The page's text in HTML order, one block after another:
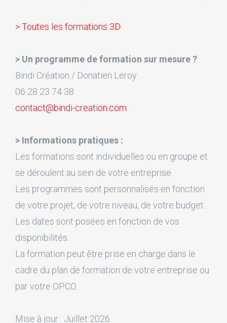
> Toutes les formations 3D
> Un programme de formation sur mesure ?
Bindi Création / Donatien Leroy
06 28 23 74 38
contact@bindi-creation.com
> Informations pratiques :
Les formations sont individuelles ou en groupe et
se déroulent au sein de votre entreprise.
Les programmes sont personnalisés en fonction
de votre projet, de votre niveau, de votre budget.
Les dates sont posées en fonction de vos
disponibilités.
La formation peut être prise en charge dans le
cadre du plan de formation de votre entreprise ou
par votre OPCO.
Mise à jour : Juillet 2026